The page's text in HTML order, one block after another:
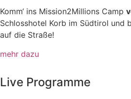
Komm‘ ins Mission2Millions Camp
Schlosshotel Korb im Südtirol und
auf die Straße!
mehr dazu
Live Programme